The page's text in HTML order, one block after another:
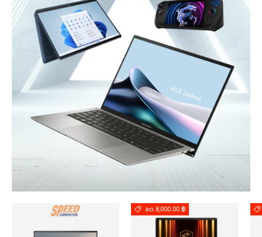
ลด 8,000.00 ฿